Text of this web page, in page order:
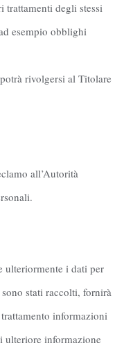
trattamenti degli stessi
esempio obblighi
rivolgersi al Titolare
all’Autorità
ulteriormente i dati per
stati raccolti, fornirà
informazioni
ulteriore informazione